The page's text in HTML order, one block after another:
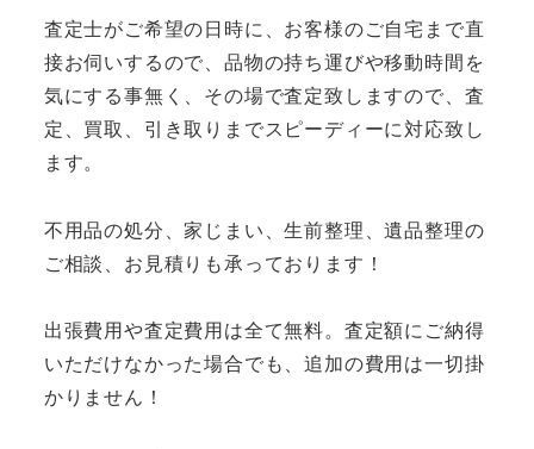
査定士がご希望の日時に、お客様のご自宅まで直
接お伺いするので、品物の持ち運びや移動時間を
気にする事無く、その場で査定致しますので、査
定、買取、引き取りまでスピーディーに対応致し
ます。
不用品の処分、家じまい、生前整理、遺品整理の
ご相談、お見積りも承っております！
出張費用や査定費用は全て無料。査定額にご納得
いただけなかった場合でも、追加の費用は一切掛
かりません！